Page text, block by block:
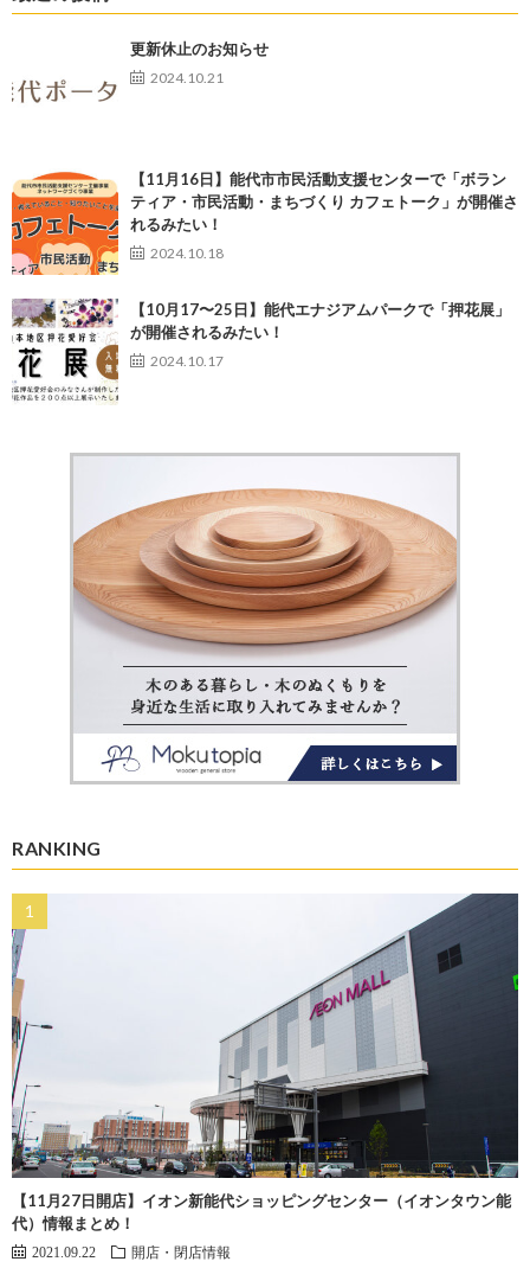
更新休止のお知らせ
2024.10.21
【11月16日】能代市市民活動支援センターで「ボラン
ティア・市民活動・まちづくり カフェトーク」が開催さ
れるみたい！
2024.10.18
【10月17〜25日】能代エナジアムパークで「押花展」
が開催されるみたい！
2024.10.17
RANKING
【11月27日開店】イオン新能代ショッピングセンター（イオンタウン能
代）情報まとめ！
2021.09.22 開店・閉店情報